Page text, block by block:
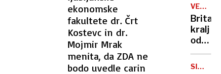
ekonomske
fakultete dr. Črt
Kostevc in dr.
Mojmir Mrak
menita, da ZDA ne
bodo uvedle carin
psica,
Nico
pa
njen
sin
VELIKA
kralj
zaradi
SIMBOL